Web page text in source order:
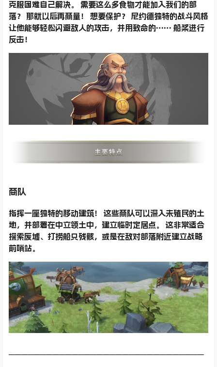
克服困难自己解决。 需要这么多食物才能加入我们的部
落？ 那就以后再商量！ 想要保护？ 尼约德独特的战斗风格
让他能够轻松闪避敌人的攻击，并用致命的…… 船桨进行
反击！
商队
指挥一座独特的移动建筑！ 这些商队可以深入未殖民的土
地，并部署在中立领土中，建立临时定居点。 这非常适合
探索废墟、打捞船只残骸，或是在敌对部落附近建立战略
前哨站。
───────────────────────────────